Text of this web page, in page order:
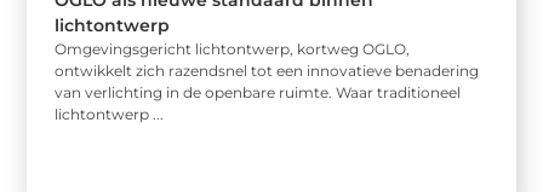
lichtontwerp
Omgevingsgericht lichtontwerp, kortweg OGLO,
ontwikkelt zich razendsnel tot een innovatieve benadering
van verlichting in de openbare ruimte. Waar traditioneel
lichtontwerp ...